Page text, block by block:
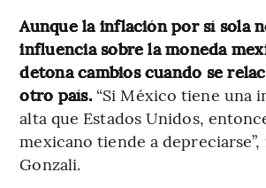
Aunque la inflación por sí sola
influencia sobre la moneda
detona cambios cuando se
otro país.“Si México tiene una
alta que Estados Unidos,
mexicano tiende a
Gonzali.